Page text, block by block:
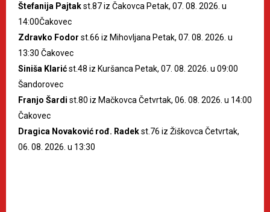
Štefanija Pajtakst.87 iz Čakovca Petak, 07. 08. 2026. u
14:00Čakovec
Zdravko Fodor st.66 iz Mihovljana Petak, 07. 08. 2026. u
13:30 Čakovec
Siniša Klarićst.48 iz Kuršanca Petak, 07. 08. 2026. u 09:00
Šandorovec
Franjo Šardi st.80 iz Mačkovca Četvrtak, 06. 08. 2026. u 14:00
Čakovec
Dragica Novaković rođ. Radekst.76 iz Žiškovca Četvrtak,
06. 08. 2026. u 13:30